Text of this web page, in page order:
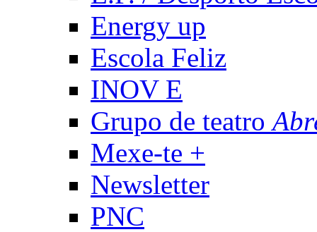
Energy up
Escola Feliz
INOV E
Grupo de teatro
Mexe-te +
Newsletter
PNC